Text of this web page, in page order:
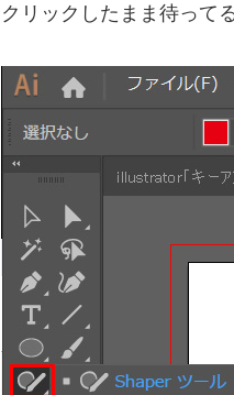
クリックしたまま待って